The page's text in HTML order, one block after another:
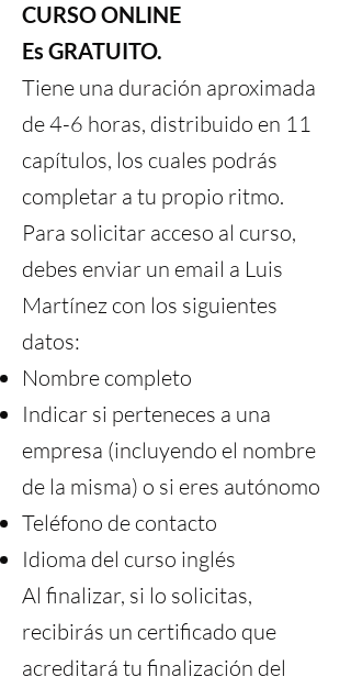
CURSO ONLINE
Es GRATUITO.
Tiene una duración aproximada
de 4-6 horas, distribuido en 11
capítulos, los cuales podrás
completar a tu propio ritmo.
Para solicitar acceso al curso,
debes enviar un email a Luis
Martínez con los siguientes
datos:
Nombre completo
Indicar si perteneces a una
empresa (incluyendo el nombre
de la misma) o si eres autónomo
Teléfono de contacto
Idioma del curso inglés
Al finalizar, si lo solicitas,
recibirás un certificado que
acreditará tu finalización del